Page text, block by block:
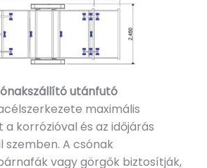
utánfutó
maximális
korrózióval és az időjárás
szemben. A csónak
vagy görgők biztosítják,